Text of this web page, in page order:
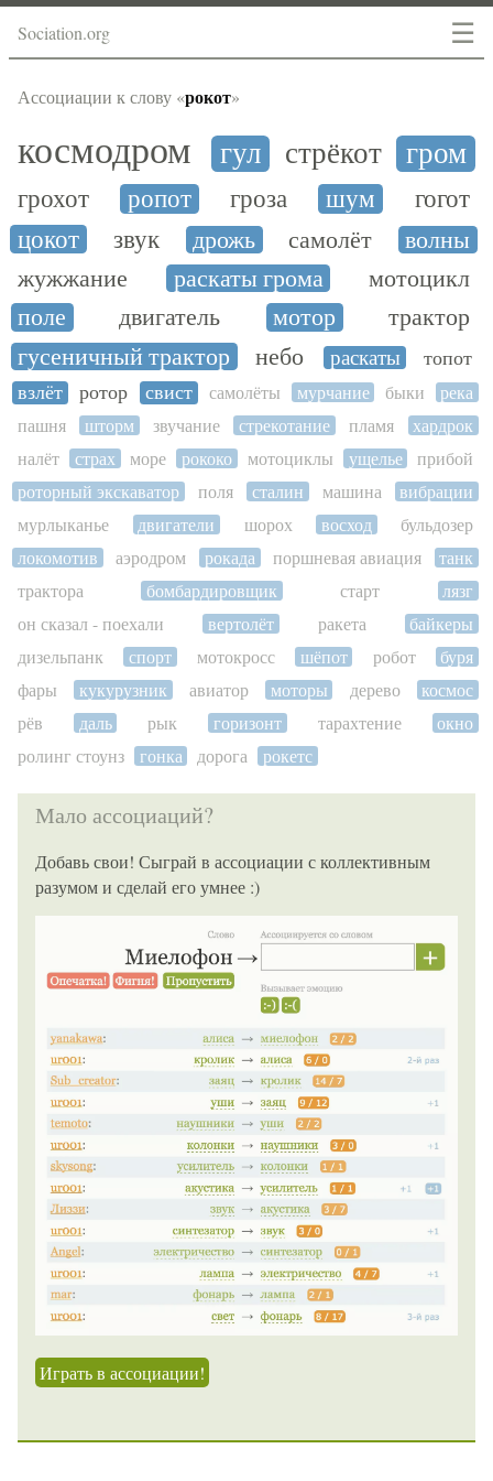
☰
Sociation.org
Ассоциации к слову «рокот»
космодром гул стрёкот гром
грохот ропот гроза шум
гогот
цокот
звук дрожь самолёт
волны
жужжание
раскаты грома
мотоцикл
поле
двигатель мотор
трактор
гусеничный трактор
небо раскаты
топот
взлёт
ротор свист самолёты мурчание быки
река
пашня
шторм звучание стрекотание пламя
хардрок
налёт
страх море рококо мотоциклы ущелье
прибой
роторный экскаватор
поля сталин машина
вибрации
мурлыканье
двигатели шорох восход
бульдозер
локомотив
аэродром рокада поршневая авиация
танк
трактора
бомбардировщик старт
лязг
он сказал - поехали
вертолёт ракета
байкеры
дизельпанк
спорт мотокросс шёпот робот
буря
фары
кукурузник авиатор моторы дерево
космос
рёв
даль рык горизонт тарахтение
окно
ролинг стоунз
гонка дорога рокетс
Мало ассоциаций?
Добавь свои! Сыграй в ассоциации с коллективным
разумом и сделай его умнее :)
Играть в ассоциации!